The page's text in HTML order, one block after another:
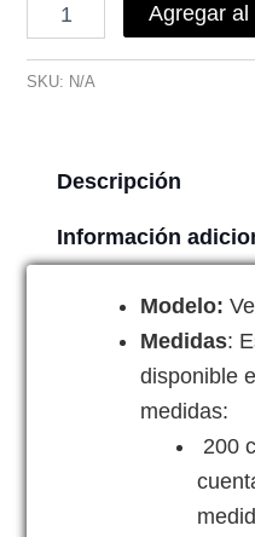
Agregar al
SKU: N/A
Descripción
Información
Modelo:
Medidas:
disponible
medidas:
200